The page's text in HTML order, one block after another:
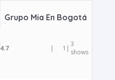
Grupo Mia En Bogotá
4.7 | 1 | 3
shows